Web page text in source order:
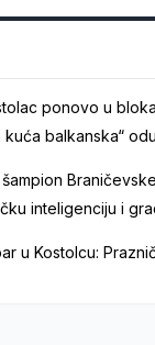
ponovo u
kuća balkanska“
inteligenciju i
u Kostolcu: